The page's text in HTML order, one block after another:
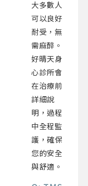
大多數人
可以良好
耐受，無
需麻醉。
好晴天身
心診所會
在治療前
詳細說
明，過程
中全程監
護，確保
您的安全
與舒適。